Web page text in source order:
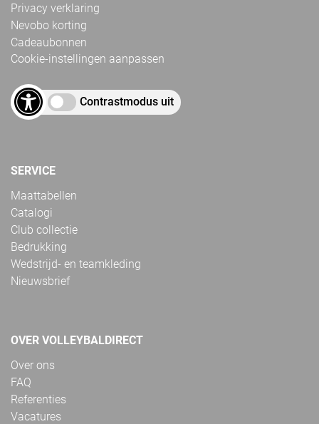
Privacy verklaring
Nevobo korting
Cadeaubonnen
Cookie-instellingen aanpassen
Contrastmodus uit
SERVICE
Maattabellen
Catalogi
Club collectie
Bedrukking
Wedstrijd- en teamkleding
Nieuwsbrief
OVER VOLLEYBALDIRECT
Over ons
FAQ
Referenties
Vacatures